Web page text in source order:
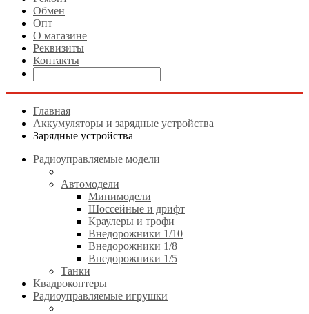
Обмен
Опт
О магазине
Реквизиты
Контакты
Главная
Аккумуляторы и зарядные устройства
Зарядные устройства
Радиоуправляемые модели
Автомодели
Минимодели
Шоссейные и дрифт
Краулеры и трофи
Внедорожники 1/10
Внедорожники 1/8
Внедорожники 1/5
Танки
Квадрокоптеры
Радиоуправляемые игрушки